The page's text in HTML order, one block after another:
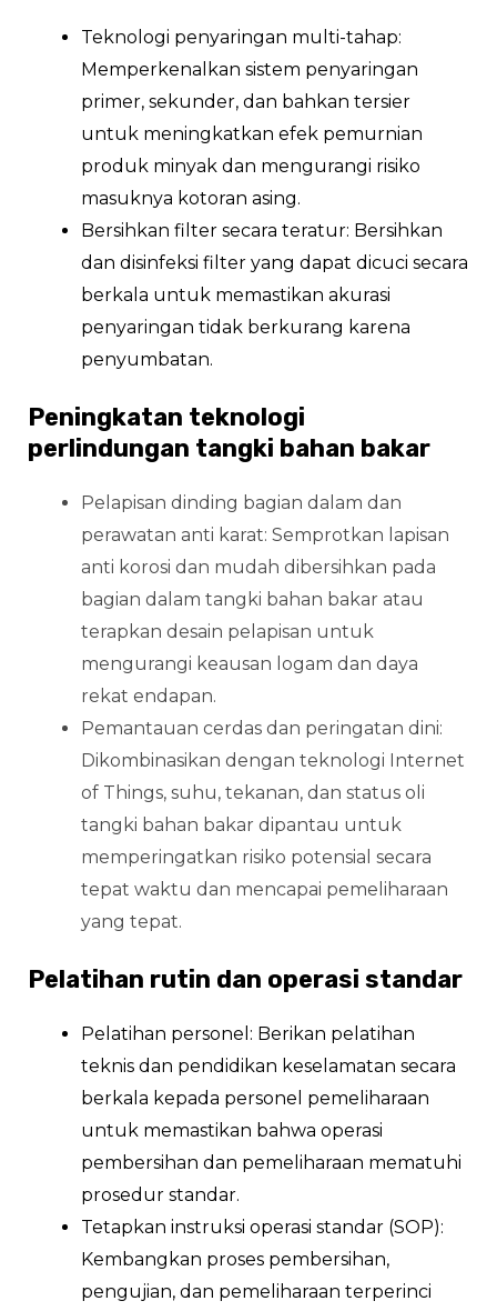
Teknologi penyaringan multi-tahap:
Memperkenalkan sistem penyaringan
primer, sekunder, dan bahkan tersier
untuk meningkatkan efek pemurnian
produk minyak dan mengurangi risiko
masuknya kotoran asing.
Bersihkan filter secara teratur: Bersihkan
dan disinfeksi filter yang dapat dicuci secara
berkala untuk memastikan akurasi
penyaringan tidak berkurang karena
penyumbatan.
Peningkatan teknologi
perlindungan tangki bahan bakar
Pelapisan dinding bagian dalam dan
perawatan anti karat: Semprotkan lapisan
anti korosi dan mudah dibersihkan pada
bagian dalam tangki bahan bakar atau
terapkan desain pelapisan untuk
mengurangi keausan logam dan daya
rekat endapan.
Pemantauan cerdas dan peringatan dini:
Dikombinasikan dengan teknologi Internet
of Things, suhu, tekanan, dan status oli
tangki bahan bakar dipantau untuk
memperingatkan risiko potensial secara
tepat waktu dan mencapai pemeliharaan
yang tepat.
Pelatihan rutin dan operasi standar
Pelatihan personel: Berikan pelatihan
teknis dan pendidikan keselamatan secara
berkala kepada personel pemeliharaan
untuk memastikan bahwa operasi
pembersihan dan pemeliharaan mematuhi
prosedur standar.
Tetapkan instruksi operasi standar (SOP):
Kembangkan proses pembersihan,
pengujian, dan pemeliharaan terperinci